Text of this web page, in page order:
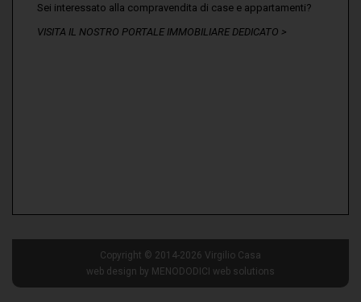
Sei interessato alla compravendita di case e appartamenti?
VISITA IL NOSTRO PORTALE IMMOBILIARE DEDICATO >
Copyright © 2014-2026 Virgilio Casa
web design by MENODODICI web solutions